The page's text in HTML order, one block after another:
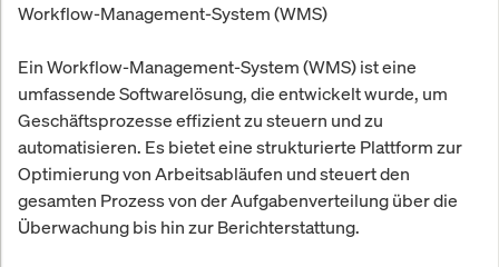
Workflow-Management-System (WMS)
Ein Workflow-Management-System (WMS) ist eine
umfassende Softwarelösung, die entwickelt wurde, um
Geschäftsprozesse effizient zu steuern und zu
automatisieren. Es bietet eine strukturierte Plattform zur
Optimierung von Arbeitsabläufen und steuert den
gesamten Prozess von der Aufgabenverteilung über die
Überwachung bis hin zur Berichterstattung.